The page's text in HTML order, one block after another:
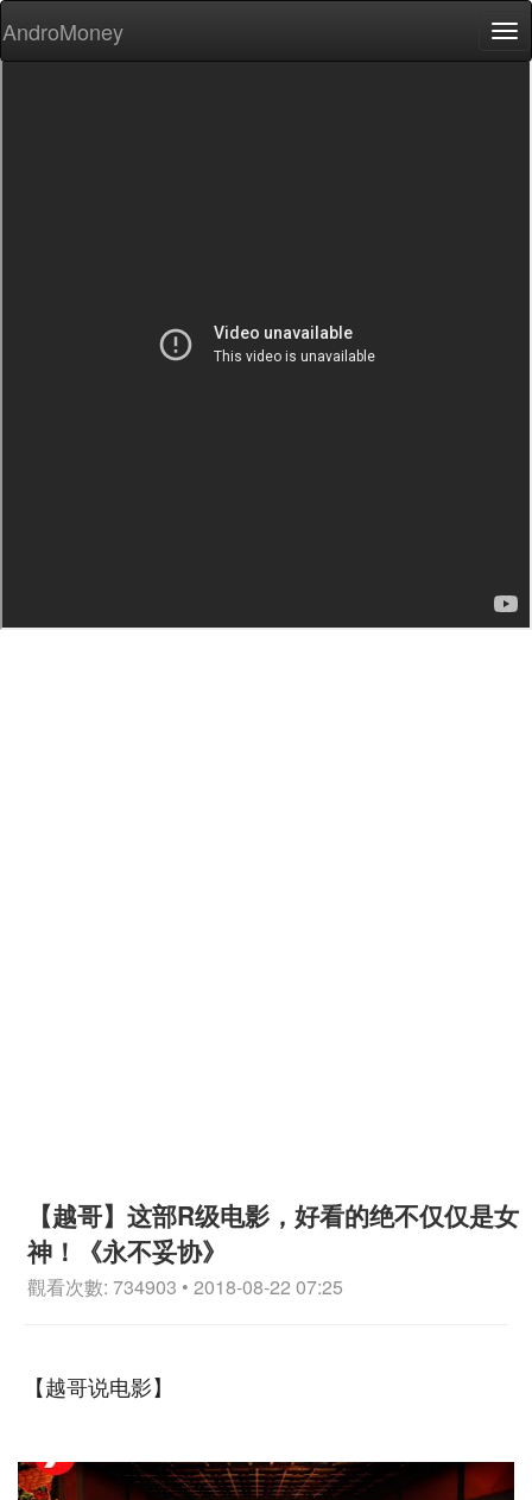
AndroMoney
【越哥】这部R级电影，好看的绝不仅仅是女
神！《永不妥协》
觀看次數: 734903 • 2018-08-22 07:25
【越哥说电影】